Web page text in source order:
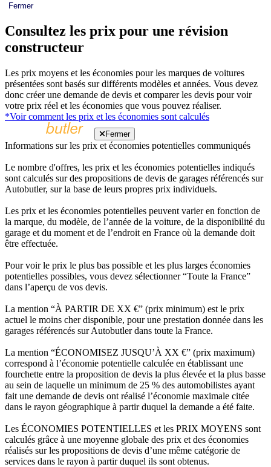
Fermer
Consultez les prix pour une révision
constructeur
Les prix moyens et les économies pour les marques de voitures
présentées sont basés sur différents modèles et années. Vous devez
donc créer une demande de devis et comparer les devis pour voir
votre prix réel et les économies que vous pouvez réaliser.
*Voir comment les prix et les économies sont calculés
Fermer
Informations sur les prix et économies potentielles communiqués
Le nombre d'offres, les prix et les économies potentielles indiqués
sont calculés sur des propositions de devis de garages référencés sur
Autobutler, sur la base de leurs propres prix individuels.
Les prix et les économies potentielles peuvent varier en fonction de
la marque, du modèle, de l’année de la voiture, de la disponibilité du
garage et du moment et de l’endroit en France où la demande doit
être effectuée.
Pour voir le prix le plus bas possible et les plus larges économies
potentielles possibles, vous devez sélectionner “Toute la France”
dans l’aperçu de vos devis.
La mention “À PARTIR DE XX €” (prix minimum) est le prix
actuel le moins cher disponible, pour une prestation donnée dans les
garages référencés sur Autobutler dans toute la France.
La mention “ÉCONOMISEZ JUSQU’À XX €” (prix maximum)
correspond à l’économie potentielle calculée en établissant une
fourchette entre la proposition de devis la plus élevée et la plus basse
au sein de laquelle un minimum de 25 % des automobilistes ayant
fait une demande de devis ont réalisé l’économie maximale citée
dans le rayon géographique à partir duquel la demande a été faite.
Les ÉCONOMIES POTENTIELLES et les PRIX MOYENS sont
calculés grâce à une moyenne globale des prix et des économies
réalisés sur les propositions de devis d’une même catégorie de
services dans le rayon à partir duquel ils sont obtenus.